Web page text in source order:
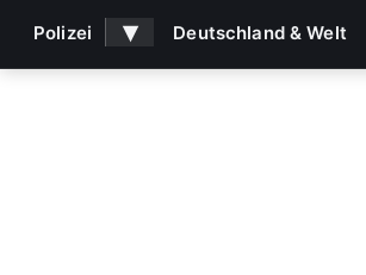
Polizei ▾ Deutschland & Welt